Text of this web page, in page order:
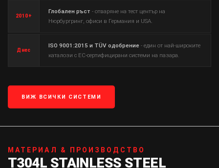
2010+
Глобален ръст - отваряне на тест център на
Нюрбургринг, офиси в Германия и USA.
Днес
ISO 9001:2015 и TÜV одобрение - един от най-широките
каталози с EC-сертифицирани системи на пазара.
ВИЖ ВСИЧКИ СИСТЕМИ
МАТЕРИАЛ & ПРОИЗВОДСТВО
T304L STAINLESS STEEL